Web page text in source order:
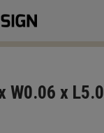
W0.06 x L5.0